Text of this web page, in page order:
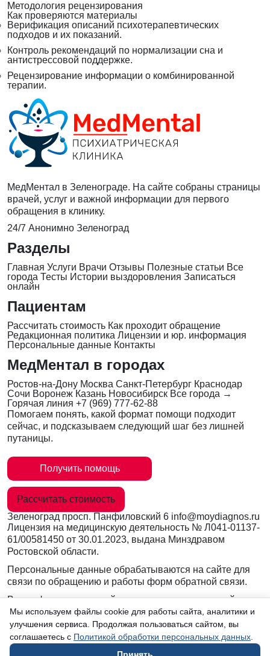
Методология рецензирования
Как проверяются материалы
Верификация описаний психотерапевтических
подходов и их показаний.
Контроль рекомендаций по нормализации сна и
антистрессовой поддержке.
Рецензирование информации о комбинированной
терапии.
МедМентал в Зеленограде. На сайте собраны страницы
врачей, услуг и важной информации для первого
обращения в клинику.
24/7 Анонимно Зеленоград
Разделы
Главная Услуги Врачи Отзывы Полезные статьи Все
города Тесты Истории выздоровления Записаться
онлайн
Пациентам
Рассчитать стоимость Как проходит обращение
Редакционная политика Лицензии и юр. информация
Персональные данные Контакты
МедМентал в городах
Ростов-на-Дону Москва Санкт-Петербург Краснодар
Сочи Воронеж Казань Новосибирск Все города →
Горячая линия +7 (969) 777-62-88
Помогаем понять, какой формат помощи подходит
сейчас, и подсказываем следующий шаг без лишней
путаницы.
Получить помощь
Рассчитать стоимость
Зеленоград просп. Панфиловский 6 info@moydiagnos.ru
Лицензия на медицинскую деятельность № Л041-01137-
61/00581450 от 30.01.2023, выдана Минздравом
Ростовской области.
Персональные данные обрабатываются на сайте для
связи по обращению и работы форм обратной связи.
Вся информация на сайте носит ознакомительный
характер и не заменяет очную консультацию врача.
Консультации по телефону и в мессенджерах не
являются медицинской услугой.
Мы используем файлы cookie для работы сайта, аналитики и
улучшения сервиса. Продолжая пользоваться сайтом, вы
соглашаетесь с Политикой обработки персональных данных